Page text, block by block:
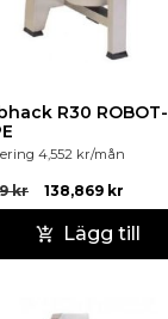
R30 ROBOT-
4,552 kr/mån
kr 138,869 kr
Lägg till